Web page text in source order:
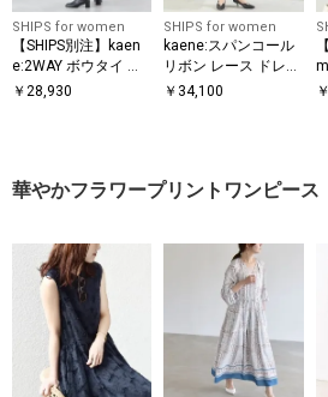
SHIPS for women
【SHIPS別注】kaen
e:2WAY ボウタイ ロ
ング ワンピース（セ
￥ 28,930
SHIPS for women
kaene:スパンコール
リボン レース ドレス
（セレモニー対応
￥ 34,100 ￥
華やかフラワープリントワンピース